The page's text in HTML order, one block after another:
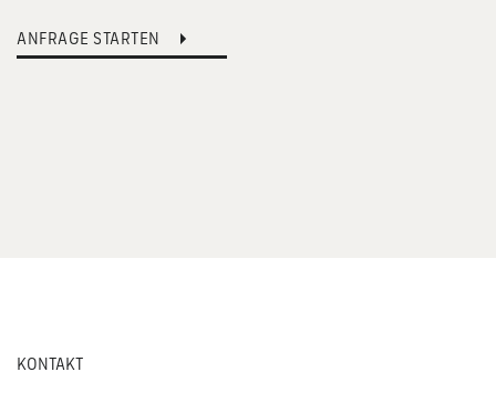
ANFRAGE STARTEN
KONTAKT